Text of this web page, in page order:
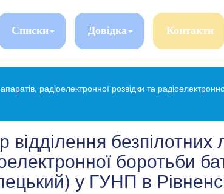
Списки Довідка Контакти
радіоелектронної розвідки та
відділення безпілотних
боротьби
у ГУНП в